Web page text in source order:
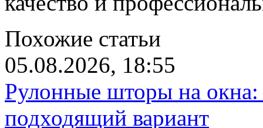
Похожие статьи
05.08.2026, 18:55
Рулонные шторы на
подходящий вариант